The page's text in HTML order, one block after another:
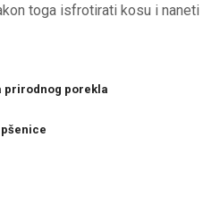
toga isfrotirati kosu i naneti
prirodnog porekla